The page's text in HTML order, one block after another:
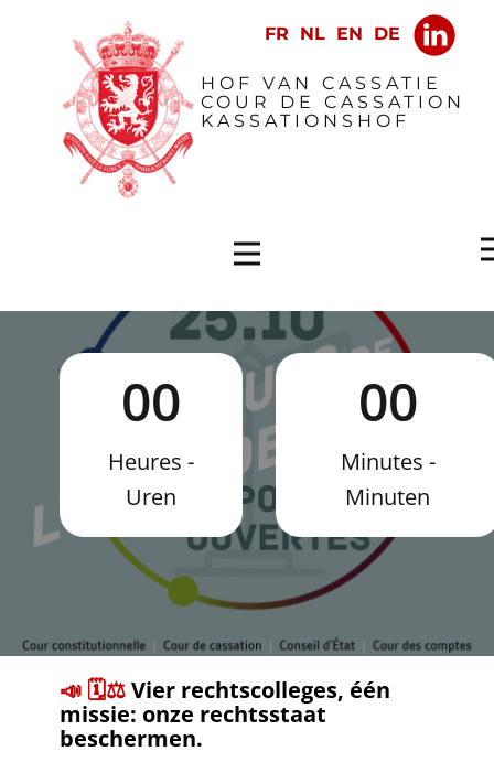
​HOF VAN CASSATIE
COUR DE CASSATION
KASSATIONSHOF
00
Heures -
Uren
00
Minutes -
Minuten
​📣 🗓️⚖️Vier rechtscolleges, één
missie: onze rechtsstaat
beschermen.